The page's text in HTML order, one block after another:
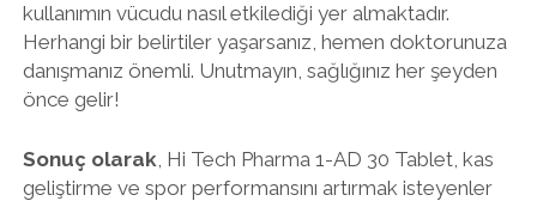
kullanımın vücudu nasıl etkilediği yer almaktadır.
Herhangi bir belirtiler yaşarsanız, hemen doktorunuza
danışmanız önemli. Unutmayın, sağlığınız her şeyden
önce gelir!
Sonuç olarak , Hi Tech Pharma 1-AD 30 Tablet, kas
geliştirme ve spor performansını artırmak isteyenler